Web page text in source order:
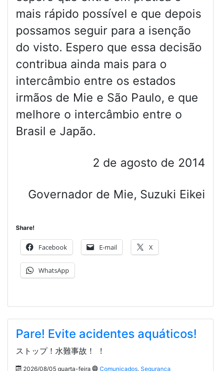
mais rápido possível e que depois
possamos seguir para a isenção
do visto. Espero que essa decisão
contribua ainda mais para o
intercâmbio entre os estados
irmãos de Mie e São Paulo, e que
melhore o intercâmbio entre o
Brasil e Japão.
2 de agosto de 2014
Governador de Mie, Suzuki Eikei
Share!
Facebook E-mail X
WhatsApp
Pare! Evite acidentes aquáticos!
ストップ！水難事故！ ！
2026/08/05 quarta-feira Comunicados, Segurança